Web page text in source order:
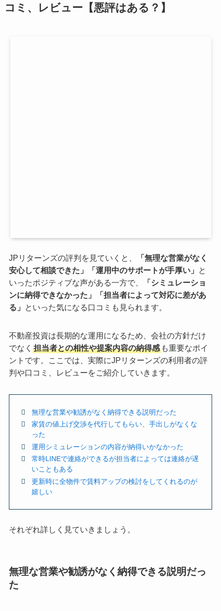
コミ、レビュー【悪評はある？】
JPリターンズの評判を見ていくと、
「無理な営業がなく
安心して相談できた」「運用中のサポートが手厚い」
と
いったポジティブな声がある一方で、
「シミュレーショ
ンに納得できなかった」「担当者によって対応に差があ
る」
といった気になる口コミも見られます。
不動産投資は長期的な運用になるため、会社の方針だけ
でなく 担当者との相性や提案内容の納得感も重要なポイ
ントです。ここでは、実際にJPリターンズの利用者の評
判や口コミ、レビューをご紹介していきます。
無理な営業や勧誘がなく納得できる説明だった
家賃の値上げ交渉を代行してもらい、手出しがなくな
った
運用シミュレーションの内容が納得いかなかった
常時LINEで連絡ができるが担当者によっては連絡が遅
いこともある
更新時に全物件で賃料アップの検討をしてくれるのが
嬉しい
それぞれ詳しく見ていきましょう。
無理な営業や勧誘がなく納得できる説明だっ
た